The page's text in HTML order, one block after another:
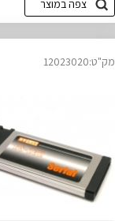
צפה במוצר
מק"ט:12023020